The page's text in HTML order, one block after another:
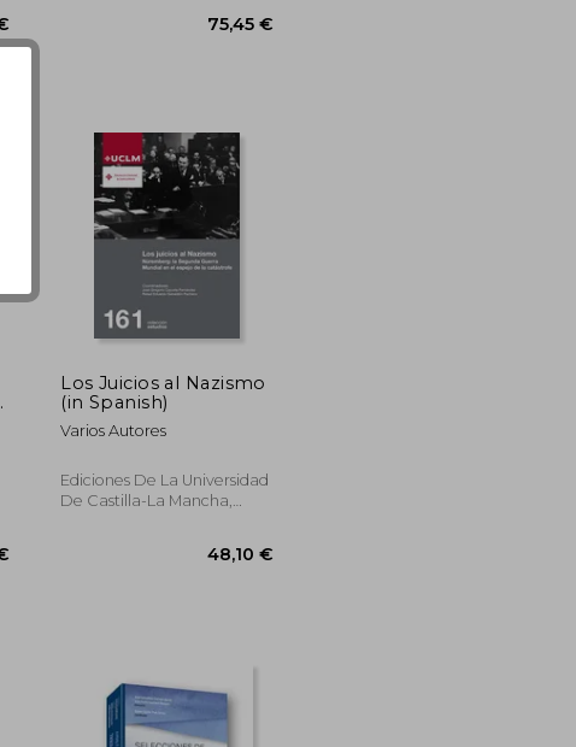
58,76 €
Los Juicios al Nazismo
(in Spanish)
Varios Autores
Ediciones De La Universidad
De Castilla-La Mancha,